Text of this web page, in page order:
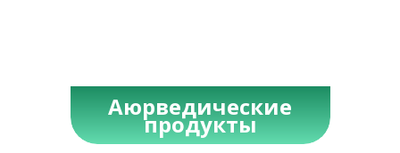
Аюрведические
продукты